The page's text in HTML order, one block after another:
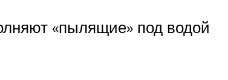
«пылящие» под водой